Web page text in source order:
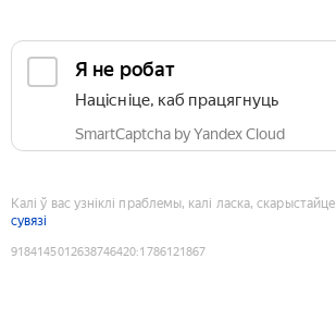
Я не робат
Націсніце, каб працягнуць
SmartCaptcha by Yandex Cloud
Калі ў вас узніклі праблемы, калі ласка, скарыстайце
сувязі
9184145012638746420:1786121867